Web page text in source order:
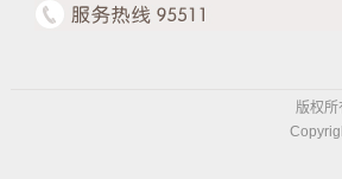
版权所